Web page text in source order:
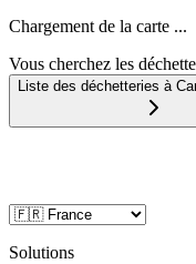
Chargement de la carte ...
Vous cherchez les
Liste des déchetteries à
Solutions